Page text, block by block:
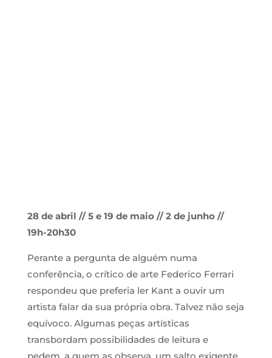
28 de abril // 5 e 19 de maio // 2 de junho //
19h-20h30
Perante a pergunta de alguém numa
conferência, o crítico de arte Federico Ferrari
respondeu que preferia ler Kant a ouvir um
artista falar da sua própria obra. Talvez não seja
equívoco. Algumas peças artísticas
transbordam possibilidades de leitura e